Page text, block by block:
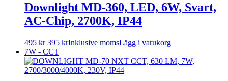
Downlight MD-360, LED, 6W, Svart,
AC-Chip, 2700K, IP44
495kr 395 krInklusive momsLägg i varukorg
7W - CCT